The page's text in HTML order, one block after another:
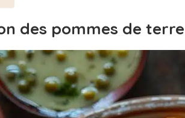
des pommes de